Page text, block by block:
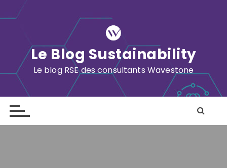
k
o
Le Blog Sustainability
Le blog RSE des consultants Wavestone